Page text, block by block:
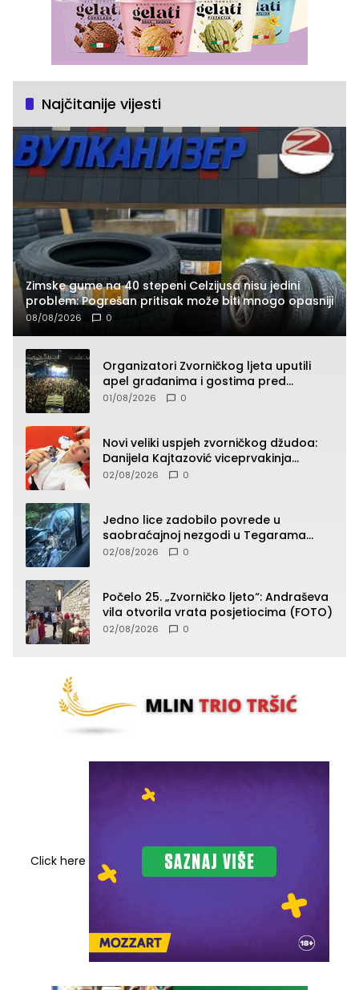
Najčitanije vijesti
Zimske gume na 40 stepeni Celzijusa nisu jedini
problem: Pogrešan pritisak može biti mnogo opasniji
08/08/2026 0
Organizatori Zvorničkog ljeta uputili
apel građanima i gostima pred
početak koncertnog programa
01/08/2026 0
Novi veliki uspjeh zvorničkog džudoa:
Danijela Kajtazović viceprvakinja
Balkana u seniorskoj konkurenciji
02/08/2026 0
Jedno lice zadobilo povrede u
saobraćajnoj nezgodi u Tegarama
(FOTO)
02/08/2026 0
Počelo 25. „Zvorničko ljeto“: Andraševa
vila otvorila vrata posjetiocima (FOTO)
02/08/2026 0
Click here